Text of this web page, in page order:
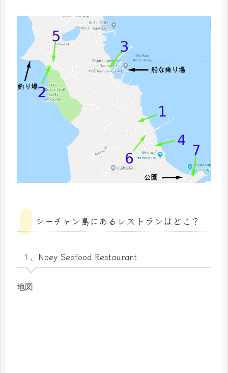
シーチャン島にあるレストランはどこ？
１、Noey Seafood Restaurant
地図